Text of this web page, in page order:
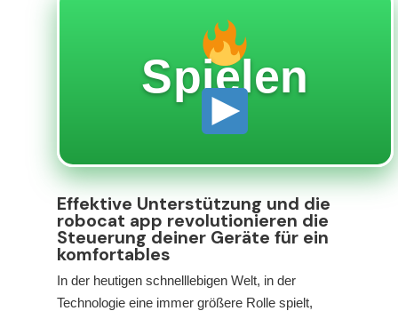
Spielen
Effektive Unterstützung und die
robocat app revolutionieren die
Steuerung deiner Geräte für ein
komfortables
In der heutigen schnelllebigen Welt, in der
Technologie eine immer größere Rolle spielt,